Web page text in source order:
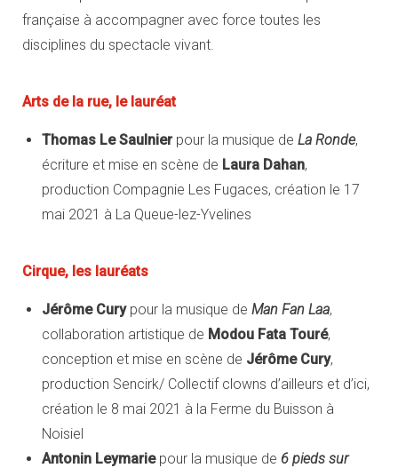
française à accompagner avec force toutes les
disciplines du spectacle vivant.
Arts de la rue, le lauréat
Thomas Le Saulnierpour la musique de La Ronde,
écriture et mise en scène de Laura Dahan,
production Compagnie Les Fugaces, création le 17
mai 2021 à La Queue-lez-Yvelines
Cirque, les lauréats
Jérôme Cury pour la musique de Man Fan Laa,
collaboration artistique de Modou Fata Touré,
conception et mise en scène de Jérôme Cury,
production Sencirk/ Collectif clowns d’ailleurs et d’ici,
création le 8 mai 2021 à la Ferme du Buisson à
Noisiel
Antonin Leymariepour la musique de 6 pieds sur